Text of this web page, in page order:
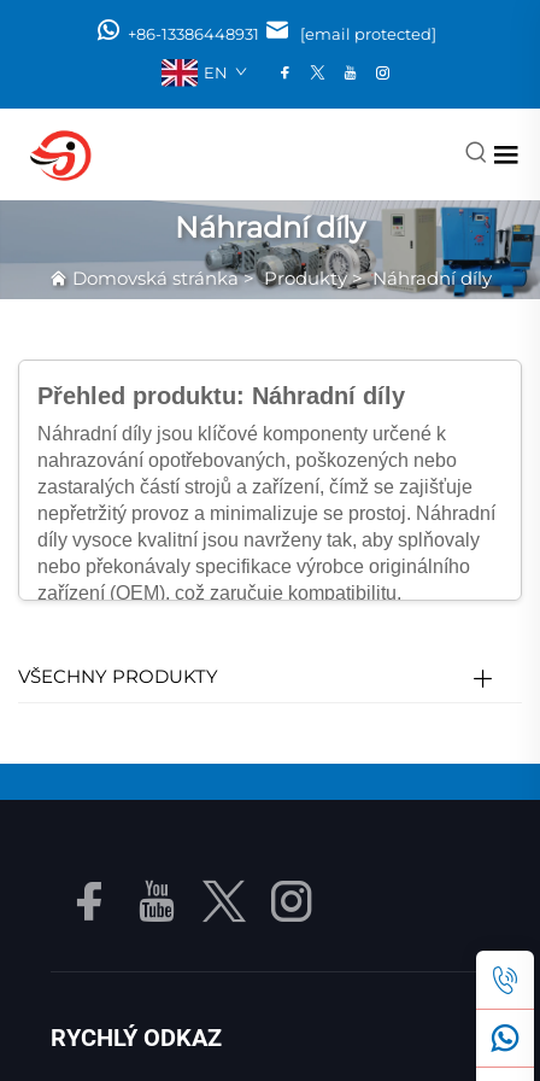
+86-13386448931
[email protected]
EN
Náhradní díly
Domovská stránka>Produkty>Náhradní díly
Přehled produktu: Náhradní díly
Náhradní díly jsou klíčové komponenty určené k
nahrazování opotřebovaných, poškozených nebo
zastaralých částí strojů a zařízení, čímž se zajišťuje
nepřetržitý provoz a minimalizuje se prostoj. Náhradní
díly vysoce kvalitní jsou navrženy tak, aby splňovaly
nebo překonávaly specifikace výrobce originálního
zařízení (OEM), což zaručuje kompatibilitu,
spotřebiče – náhradní díly hrají klíčovou roli při
produktivity a předcházení nákladným přerušením
Klíčové výhody náhradních dílů
Použití vysoce kvalitních náhradních dílů pomáhá
výkon a sníží opotřebení ostatních komponent.
VŠECHNY PRODUKTY
RYCHLÝ ODKAZ